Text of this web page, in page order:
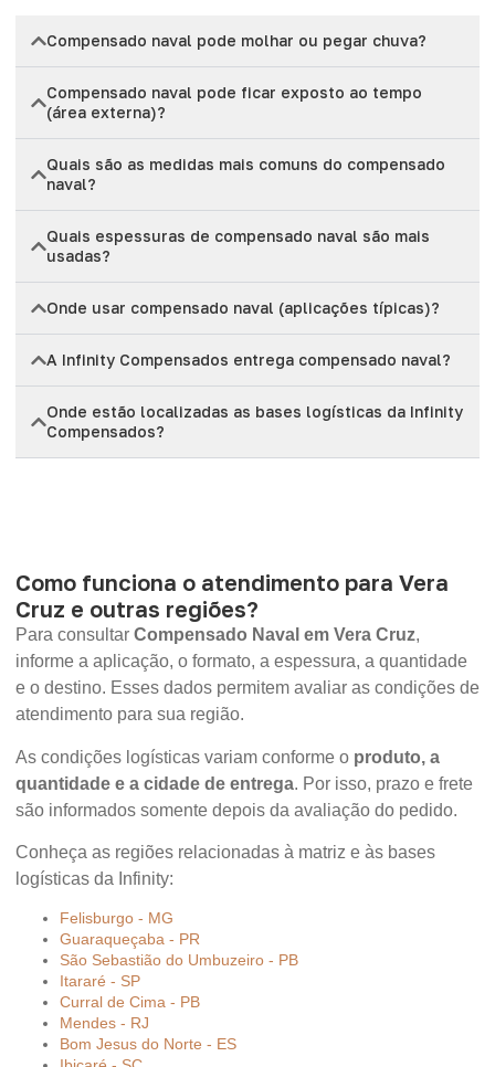
Compensado naval pode molhar ou pegar chuva?
Compensado naval pode ficar exposto ao tempo
(área externa)?
Quais são as medidas mais comuns do compensado
naval?
Quais espessuras de compensado naval são mais
usadas?
Onde usar compensado naval (aplicações típicas)?
A Infinity Compensados entrega compensado naval?
Onde estão localizadas as bases logísticas da Infinity
Compensados?
Como funciona o atendimento para Vera
Cruz e outras regiões?
Para consultar Compensado Naval em Vera Cruz,
informe a aplicação, o formato, a espessura, a quantidade
e o destino. Esses dados permitem avaliar as condições de
atendimento para sua região.
As condições logísticas variam conforme o produto, a
quantidade e a cidade de entrega. Por isso, prazo e frete
são informados somente depois da avaliação do pedido.
Conheça as regiões relacionadas à matriz e às bases
logísticas da Infinity:
Felisburgo - MG
Guaraqueçaba - PR
São Sebastião do Umbuzeiro - PB
Itararé - SP
Curral de Cima - PB
Mendes - RJ
Bom Jesus do Norte - ES